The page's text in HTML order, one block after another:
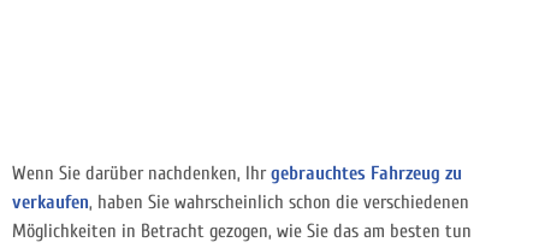
Wenn Sie darüber nachdenken, Ihrgebrauchtes Fahrzeug zu
verkaufen, haben Sie wahrscheinlich schon die verschiedenen
Möglichkeiten in Betracht gezogen, wie Sie das am besten tun